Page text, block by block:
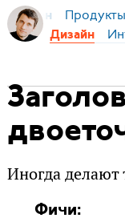
Бирман Продукты
Дизайн
Иногда делают
Фичи: